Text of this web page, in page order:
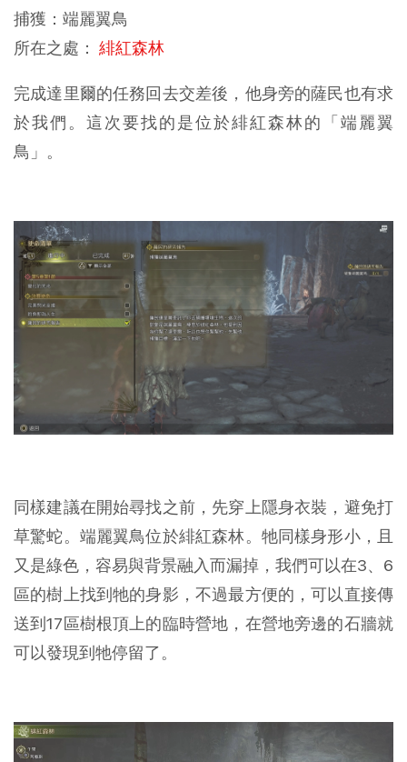
捕獲：端麗翼鳥
所在之處： 緋紅森林
完成達里爾的任務回去交差後，他身旁的薩民也有求
於我們。這次要找的是位於緋紅森林的「端麗翼
鳥」。
同樣建議在開始尋找之前，先穿上隱身衣裝，避免打
草驚蛇。端麗翼鳥位於緋紅森林。牠同樣身形小，且
又是綠色，容易與背景融入而漏掉，我們可以在3、6
區的樹上找到牠的身影，不過最方便的，可以直接傳
送到17區樹根頂上的臨時營地，在營地旁邊的石牆就
可以發現到牠停留了。